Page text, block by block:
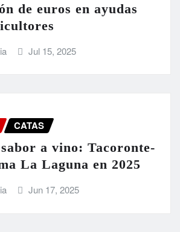
de euros en ayudas
Jul 15, 2025
CATAS
a vino: Tacoronte-
La Laguna en 2025
Jun 17, 2025